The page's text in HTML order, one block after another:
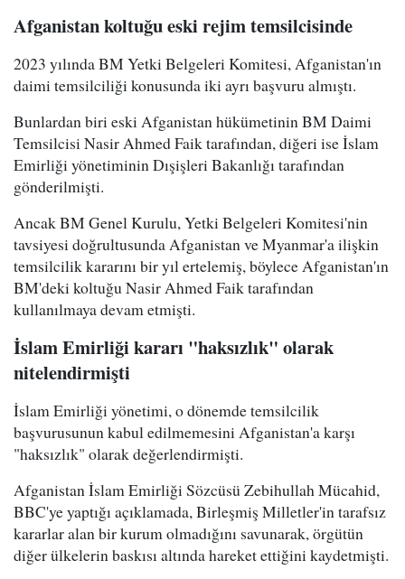
Afganistan koltuğu eski rejim temsilcisinde
2023 yılında BM Yetki Belgeleri Komitesi, Afganistan'ın
daimi temsilciliği konusunda iki ayrı başvuru almıştı.
Bunlardan biri eski Afganistan hükümetinin BM Daimi
Temsilcisi Nasir Ahmed Faik tarafından, diğeri ise İslam
Emirliği yönetiminin Dışişleri Bakanlığı tarafından
gönderilmişti.
Ancak BM Genel Kurulu, Yetki Belgeleri Komitesi'nin
tavsiyesi doğrultusunda Afganistan ve Myanmar'a ilişkin
temsilcilik kararını bir yıl ertelemiş, böylece Afganistan'ın
BM'deki koltuğu Nasir Ahmed Faik tarafından
kullanılmaya devam etmişti.
İslam Emirliği kararı "haksızlık" olarak
nitelendirmişti
İslam Emirliği yönetimi, o dönemde temsilcilik
başvurusunun kabul edilmemesini Afganistan'a karşı
"haksızlık" olarak değerlendirmişti.
Afganistan İslam Emirliği Sözcüsü Zebihullah Mücahid,
BBC'ye yaptığı açıklamada, Birleşmiş Milletler'in tarafsız
kararlar alan bir kurum olmadığını savunarak, örgütün
diğer ülkelerin baskısı altında hareket ettiğini kaydetmişti.